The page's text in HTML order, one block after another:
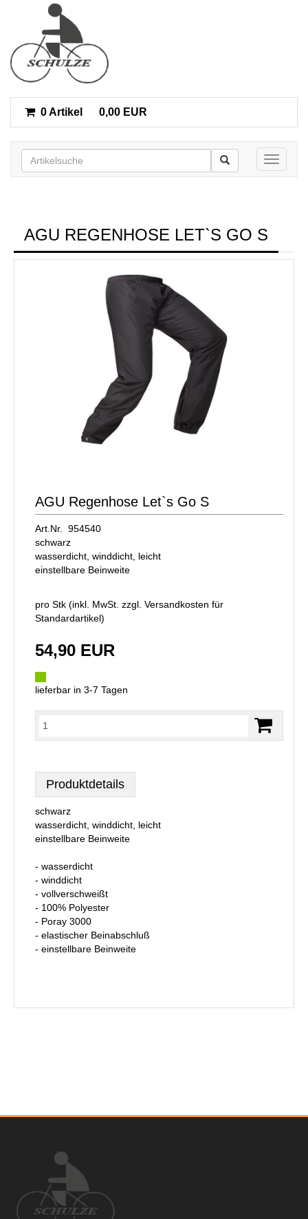
0 Artikel 0,00 EUR
Toggle
AGU REGENHOSE LET`S GO S
AGU Regenhose Let`s Go S
Art.Nr. 954540
schwarz
wasserdicht, winddicht, leicht
einstellbare Beinweite
pro Stk (inkl. MwSt. zzgl. Versandkosten für
Standardartikel)
54,90 EUR
lieferbar in 3-7 Tagen
Produktdetails
schwarz
wasserdicht, winddicht, leicht
einstellbare Beinweite
- wasserdicht
- winddicht
- vollverschweißt
- 100% Polyester
- Poray 3000
- elastischer Beinabschluß
- einstellbare Beinweite